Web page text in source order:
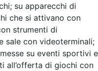
su apparecchi di
che si attivano con
strumenti di
sale con videoterminali;
su eventi sportivi e
all’offerta di giochi con